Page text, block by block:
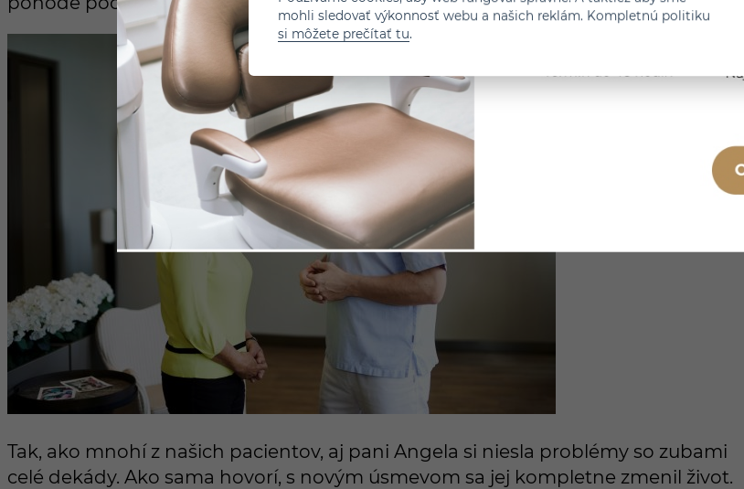
Tak, ako mnohí z našich pacientov, aj pani Angela si niesla problémy so zubami
celé dekády. Ako sama hovorí, s novým úsmevom sa jej kompletne zmenil život.
mohli sledovať výkonnosť webu a našich reklám. Kompletnú politiku
si môžete prečítať tu.